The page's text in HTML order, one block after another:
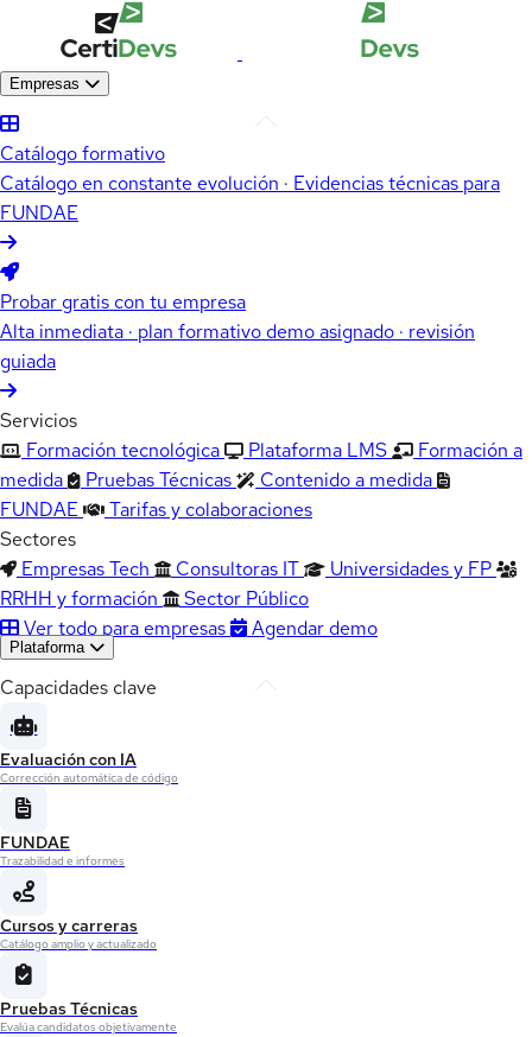
Empresas
Catálogo formativo
Catálogo en constante evolución · Evidencias técnicas para
FUNDAE
Probar gratis con tu empresa
Alta inmediata · plan formativo demo asignado · revisión
guiada
Servicios
Formación tecnológica
Plataforma LMS
Formación a
medida
Pruebas Técnicas
Contenido a medida
FUNDAE
Tarifas y colaboraciones
Sectores
Empresas Tech
Consultoras IT
Universidades y FP
RRHH y formación
Sector Público
Ver todo para empresas
Agendar demo
Plataforma
Capacidades clave
Evaluación con IA
Corrección automática de código
FUNDAE
Trazabilidad e informes
Cursos y carreras
Catálogo amplio y actualizado
Pruebas Técnicas
Evalúa candidatos objetivamente